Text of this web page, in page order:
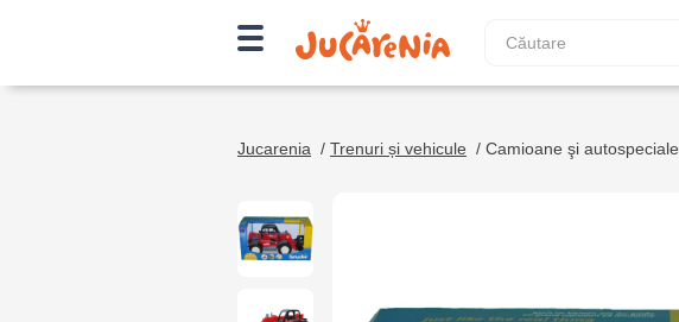
Jucarenia / Trenuri și vehicule / Camioane şi autospeciale